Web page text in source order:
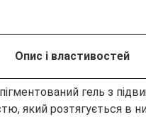
Опис і властивостей
гель з
який розтягується в